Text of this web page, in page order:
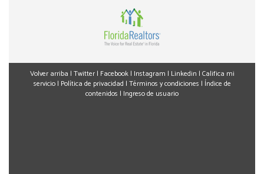
Volver arriba | Twitter| Facebook| Instagram | Linkedin | Califica mi
servicio| Política de privacidad | Términos y condiciones | Índice de
contenidos | Ingreso de usuario